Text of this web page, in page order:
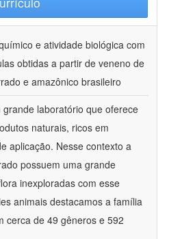
e atividade biológica com
obtidas a partir de veneno de
e amazônico brasileiro
laboratório que oferece
naturais, ricos em
aplicação. Nesse contexto a
possuem uma grande
inexploradas com esse
animais destacamos a família
cerca de 49 gêneros e 592